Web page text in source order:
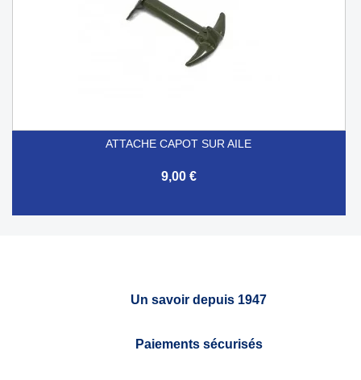
ATTACHE CAPOT SUR AILE
9,00 €
Un savoir depuis 1947
Paiements sécurisés